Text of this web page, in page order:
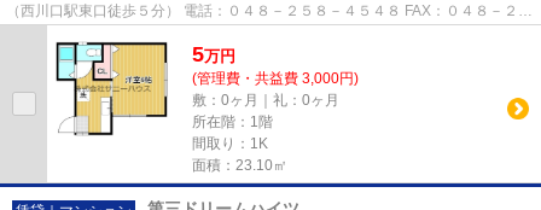
（西川口駅東口徒歩５分） 電話：０４８－２５８－４５４８ FAX：０４８－２５
5万円
(管理費・共益費 3,000円)
敷：0ヶ月｜礼：0ヶ月
所在階：1階
間取り：1K
面積：23.10㎡